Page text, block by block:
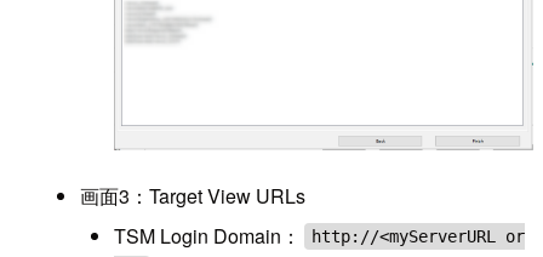
画面3：Target View URLs
TSM Login Domain：
http://<myServerURL or